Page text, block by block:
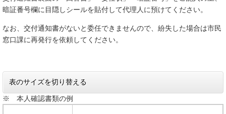
暗証番号欄に目隠しシールを貼付して代理人に預けてください。
なお、交付通知書がないと委任できませんので、紛失した場合は市民
窓口課に再発行を依頼してください。
表のサイズを切り替える
※ 本人確認書類の例